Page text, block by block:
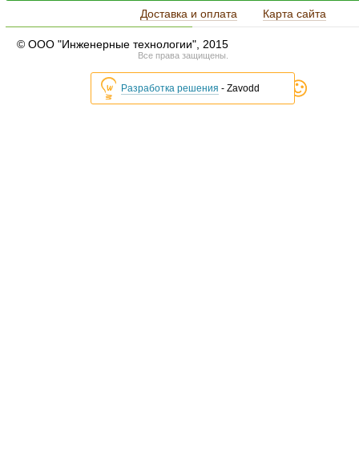
Доставка и оплата
Карта сайта
© ООО "Инженерные технологии", 2015
Все права защищены.
Разработка решения - Zavodd